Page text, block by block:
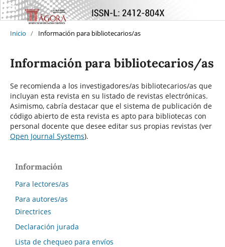
Inicio / Información para bibliotecarios/as
Información para bibliotecarios/as
Se recomienda a los investigadores/as bibliotecarios/as que
incluyan esta revista en su listado de revistas electrónicas.
Asimismo, cabría destacar que el sistema de publicación de
código abierto de esta revista es apto para bibliotecas con
personal docente que desee editar sus propias revistas (ver
Open Journal Systems).
Información
Para lectores/as
Para autores/as
Directrices
Declaración jurada
Lista de chequeo para envíos